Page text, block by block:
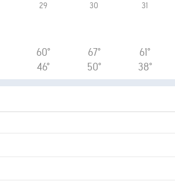
29
60°
46°
30
67°
50°
31
61°
38°